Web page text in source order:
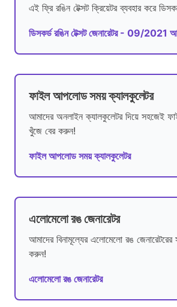
এই ফ্রি রঙিন টেক্সট ক্রিয়েটর ব্যবহার করে
ডিসকর্ড রঙিন টেক্সট জেনারেটর - 09/2021
ফাইল আপলোড সময় ক্যালকুলেটর
আমাদের অনলাইন ক্যালকুলেটর দিয়ে সহজেই
খুঁজে বের করুন!
ফাইল আপলোড সময় ক্যালকুলেটর
এলোমেলো রঙ জেনারেটর
আমাদের বিনামূল্যের এলোমেলো রঙ জেনারেটরের
করুন!
এলোমেলো রঙ জেনারেটর